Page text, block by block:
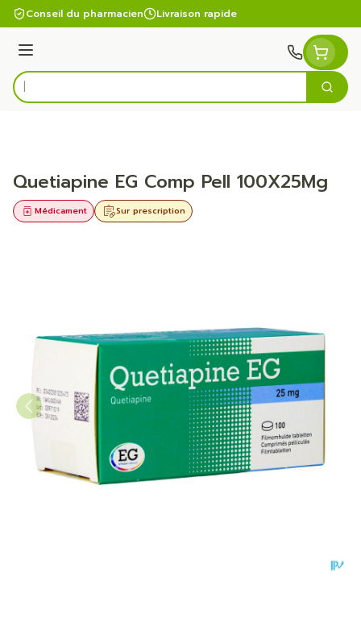
Aller au contenu
Conseil du pharmacien Livraison rapide
Menu
Rechercher
Quetiapine EG Comp Pell 100X25Mg
Sur prescription
Médicament